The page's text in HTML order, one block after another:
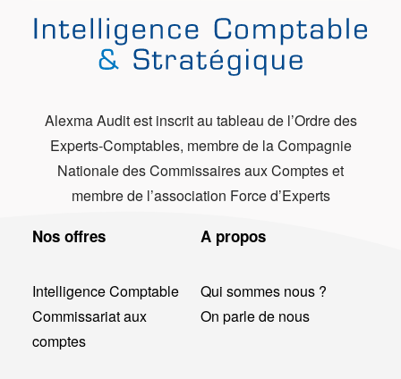
Alexma Audit est inscrit au tableau de l’Ordre des
Experts-Comptables, membre de la Compagnie
Nationale des Commissaires aux Comptes et
membre de l’association Force d’Experts
Nos offres
Intelligence Comptable
Commissariat aux
comptes
A propos
Qui sommes nous ?
On parle de nous